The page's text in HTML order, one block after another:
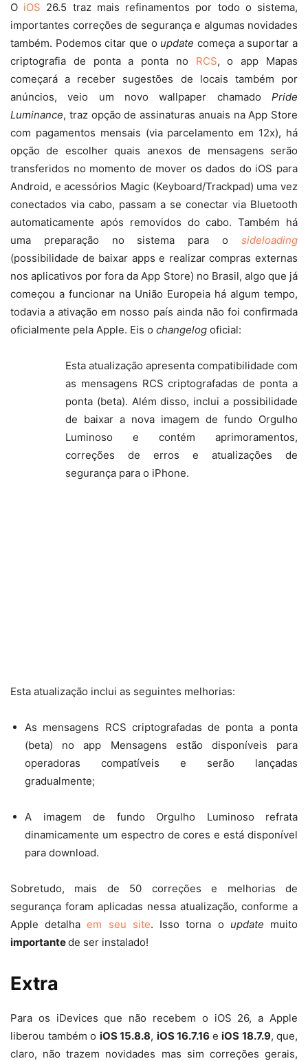
O iOS 26.5 traz mais refinamentos por todo o sistema,
importantes correções de segurança e algumas novidades
também. Podemos citar que o update começa a suportar a
criptografia de ponta a ponta no RCS, o app Mapas
começará a receber sugestões de locais também por
anúncios, veio um novo wallpaper chamado Pride
Luminance, traz opção de assinaturas anuais na App Store
com pagamentos mensais (via parcelamento em 12x), há
opção de escolher quais anexos de mensagens serão
transferidos no momento de mover os dados do iOS para
Android, e acessórios Magic (Keyboard/Trackpad) uma vez
conectados via cabo, passam a se conectar via Bluetooth
automaticamente após removidos do cabo. Também há
uma preparação no sistema para o sideloading
(possibilidade de baixar apps e realizar compras externas
nos aplicativos por fora da App Store) no Brasil, algo que já
começou a funcionar na União Europeia há algum tempo,
todavia a ativação em nosso país ainda não foi confirmada
oficialmente pela Apple. Eis o changelog oficial:
Esta atualização apresenta compatibilidade com
as mensagens RCS criptografadas de ponta a
ponta (beta). Além disso, inclui a possibilidade
de baixar a nova imagem de fundo Orgulho
Luminoso e contém aprimoramentos,
correções de erros e atualizações de
segurança para o iPhone.
Esta atualização inclui as seguintes melhorias:
As mensagens RCS criptografadas de ponta a ponta
(beta) no app Mensagens estão disponíveis para
operadoras compatíveis e serão lançadas
gradualmente;
A imagem de fundo Orgulho Luminoso refrata
dinamicamente um espectro de cores e está disponível
para download.
Sobretudo, mais de 50 correções e melhorias de
segurança foram aplicadas nessa atualização, conforme a
Apple detalhaem seu site. Isso torna o update muito
importantede ser instalado!
Extra
Para os iDevices que não recebem o iOS 26, a Apple
liberou também o iOS 15.8.8, iOS 16.7.16 e iOS 18.7.9, que,
claro, não trazem novidades mas sim correções gerais,